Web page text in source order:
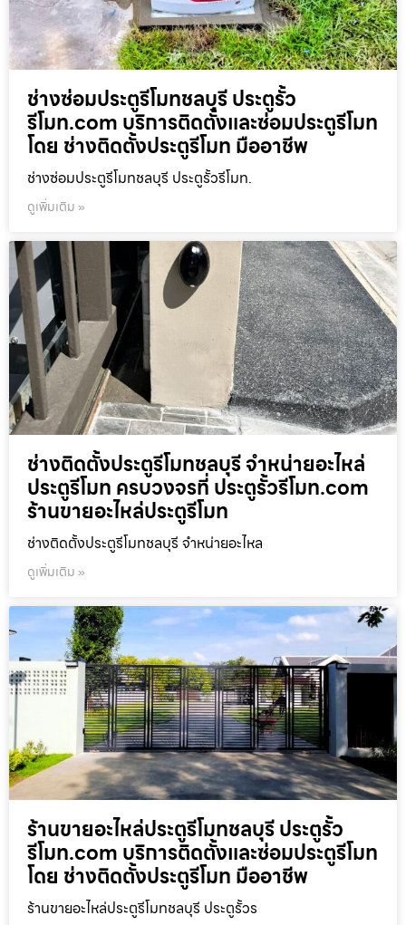
ช่างซ่อมประตูรีโมทชลบุรี ประตูรั้ว
รีโมท.com บริการติดตั้งและซ่อมประตูรีโมท
โดย ช่างติดตั้งประตูรีโมท มืออาชีพ
ช่างซ่อมประตูรีโมทชลบุรี ประตูรั้วรีโมท.
ดูเพิ่มเติม »
ช่างติดตั้งประตูรีโมทชลบุรี จำหน่ายอะไหล่
ประตูรีโมท ครบวงจรที่ ประตูรั้วรีโมท.com
ร้านขายอะไหล่ประตูรีโมท
ช่างติดตั้งประตูรีโมทชลบุรี จำหน่ายอะไหล
ดูเพิ่มเติม »
ร้านขายอะไหล่ประตูรีโมทชลบุรี ประตูรั้ว
รีโมท.com บริการติดตั้งและซ่อมประตูรีโมท
โดย ช่างติดตั้งประตูรีโมท มืออาชีพ
ร้านขายอะไหล่ประตูรีโมทชลบุรี ประตูรั้วร